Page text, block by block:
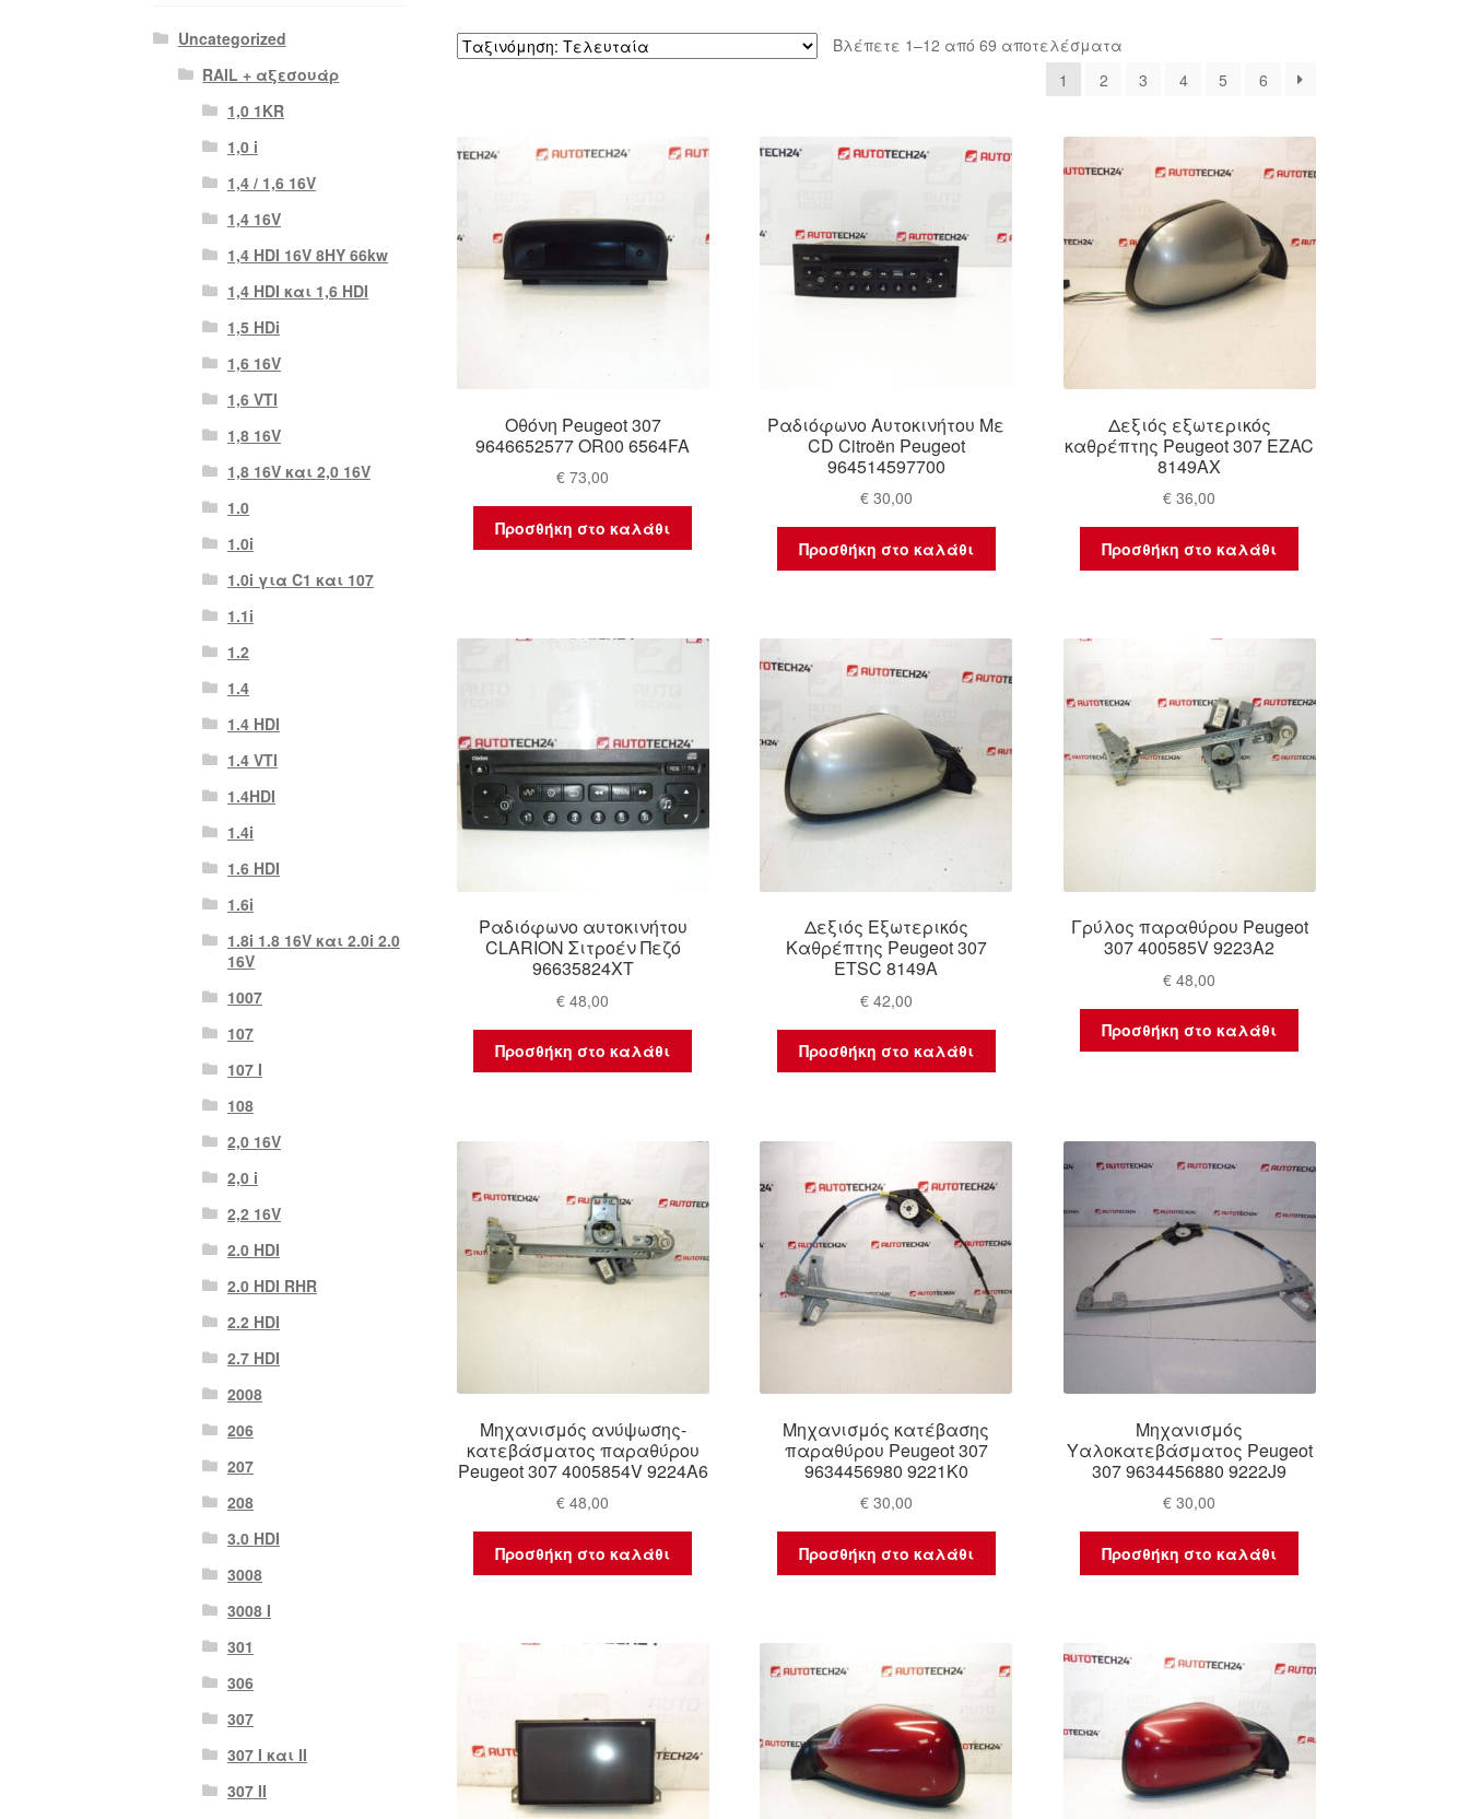
Βλέπετε 1–12 από 69 αποτελέσματαSorted
latest
1 2 3 4 5 6
Οθόνη Peugeot 307
9646652577 OR00 6564FA
€ 73,00
Προσθήκη στο καλάθι
Ραδιόφωνο Αυτοκινήτου Με
CD Citroën Peugeot
964514597700
€30,00
Προσθήκη στο καλάθι
Δεξιός εξωτερικός
καθρέπτης Peugeot 307 EZAC
8149AX
€ 36,00
Προσθήκη στο καλάθι
Ραδιόφωνο αυτοκινήτου
CLARION Σιτροέν Πεζό
96635824XT
€ 48,00
Προσθήκη στο καλάθι
Δεξιός Εξωτερικός
Καθρέπτης Peugeot 307
ETSC 8149A
€42,00
Προσθήκη στο καλάθι
Γρύλος παραθύρου Peugeot
307 400585V 9223A2
€ 48,00
Προσθήκη στο καλάθι
Μηχανισμός ανύψωσης-
κατεβάσματος παραθύρου
Peugeot 307 4005854V 9224A6
€ 48,00
Προσθήκη στο καλάθι
Μηχανισμός κατέβασης
παραθύρου Peugeot 307
9634456980 9221K0
€30,00
Προσθήκη στο καλάθι
Μηχανισμός
Υαλοκατεβάσματος Peugeot
307 9634456880 9222J9
€ 30,00
Προσθήκη στο καλάθι
Uncategorized
RAIL + αξεσουάρ
1,0 1KR
1,0 i
1,4 / 1,6 16V
1,4 16V
1,4 HDI 16V 8HY 66kw
1,4 HDI και 1,6 HDI
1,5 HDi
1,6 16V
1,6 VTI
1,8 16V
1,8 16V και 2,0 16V
1.0
1.0i
1.0i για C1 και 107
1.1i
1.2
1.4
1.4 HDI
1.4 VTI
1.4HDI
1.4i
1.6 HDI
1.6i
1.8i 1.8 16V και 2.0i 2.0
16V
1007
107
107 Ι
108
2,0 16V
2,0 i
2,2 16V
2.0 HDI
2.0 HDI RHR
2.2 HDI
2.7 HDI
2008
206
207
208
3.0 HDI
3008
3008 Ι
301
306
307
307 I και II
307 II